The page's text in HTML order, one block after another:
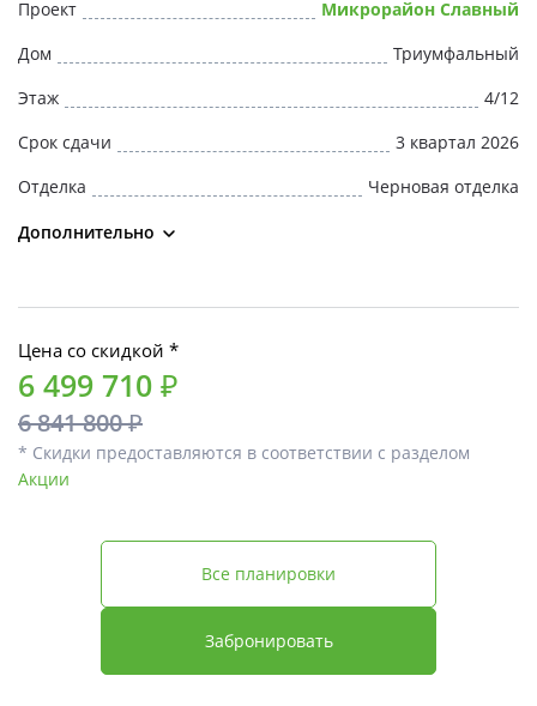
Проект
Микрорайон Славный
Дом
Триумфальный
Этаж
4/12
Срок сдачи
3 квартал 2026
Отделка
Черновая отделка
Дополнительно
Цена со скидкой *
6 499 710 ₽
6 841 800 ₽
* Скидки предоставляются в соответствии с разделом
Акции
Забронировать
Все планировки